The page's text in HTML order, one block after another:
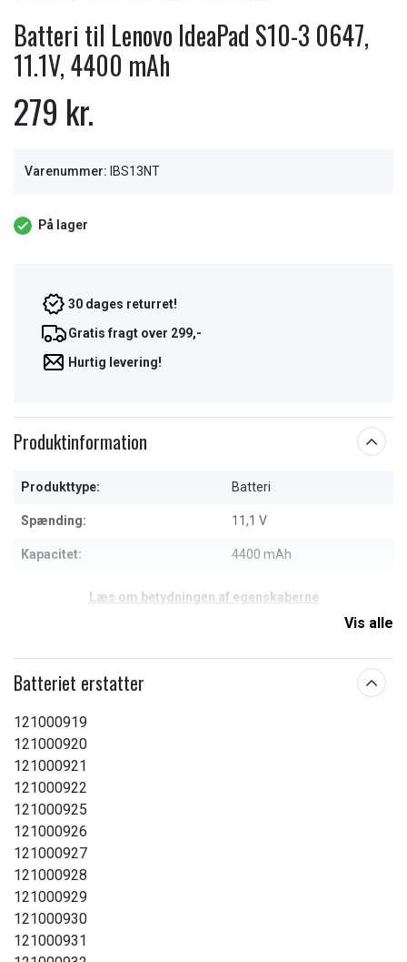
Batteri til Lenovo IdeaPad S10-3 0647,
11.1V, 4400 mAh
279 kr.
Varenummer: IBS13NT
På lager
30 dages returret!
Gratis fragt over 299,-
Hurtig levering!
Produktinformation
Produkttype: Batteri
Spænding: 11,1 V
Kapacitet: 4400 mAh
Læs om betydningen af egenskaberne
Vis alle
Batteriet erstatter
121000919
121000920
121000921
121000922
121000925
121000926
121000927
121000928
121000929
121000930
121000931